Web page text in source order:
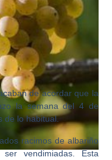
de acordar que la
la semana del 4 de
de lo habitual.
racimos de albariño
vendimiadas. Esta